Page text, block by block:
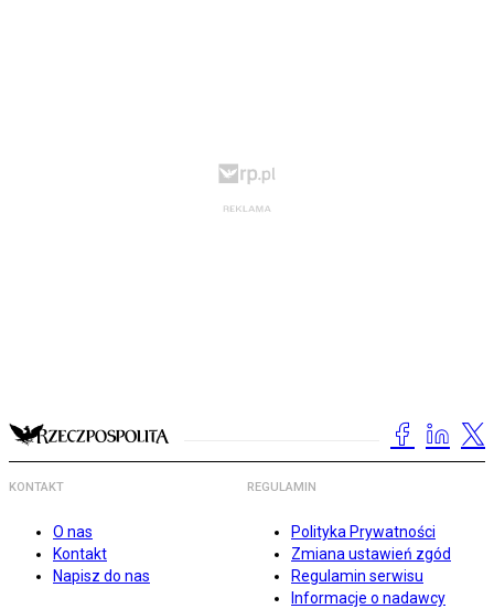
KONTAKT
O nas
Kontakt
Napisz do nas
REGULAMIN
Polityka Prywatności
Zmiana ustawień zgód
Regulamin serwisu
Informacje o nadawcy